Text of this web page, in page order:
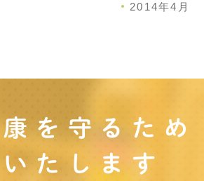
2014年4月
を守るため
いたします